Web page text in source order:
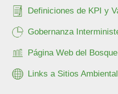
Definiciones de KPI y
Gobernanza
Página Web del
Links a Sitios